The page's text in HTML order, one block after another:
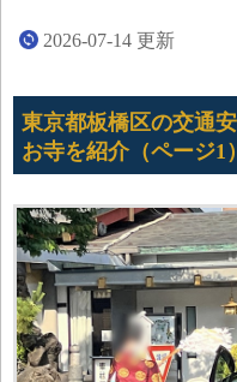
2026-07-14 更新
東京都板橋区の交通
お寺を紹介（ページ1）